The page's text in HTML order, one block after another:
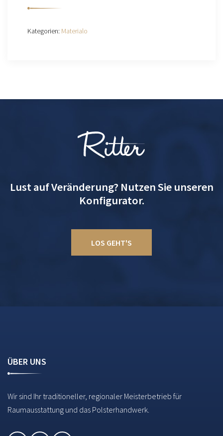
Kategorien: Materialo
Lust auf Veränderung? Nutzen Sie unseren
Konfigurator.
LOS GEHT'S
ÜBER UNS
Wir sind Ihr traditioneller, regionaler Meisterbetrieb für
Raumausstattung und das Polsterhandwerk.